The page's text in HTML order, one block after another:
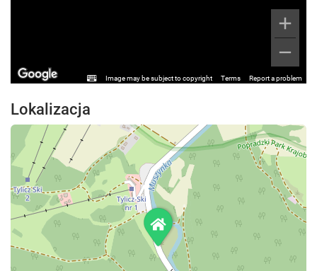
Image may be subject to copyright Terms Report a problem
Lokalizacja